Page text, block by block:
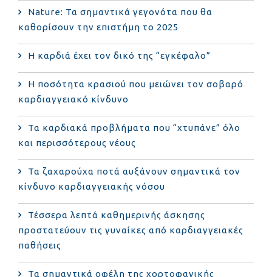
Nature: Τα σημαντικά γεγονότα που θα
καθορίσουν την επιστήμη το 2025
Η καρδιά έχει τον δικό της “εγκέφαλο”
Η ποσότητα κρασιού που μειώνει τον σοβαρό
καρδιαγγειακό κίνδυνο
Τα καρδιακά προβλήματα που “χτυπάνε” όλο
και περισσότερους νέους
Τα ζαχαρούχα ποτά αυξάνουν σημαντικά τον
κίνδυνο καρδιαγγειακής νόσου
Τέσσερα λεπτά καθημερινής άσκησης
προστατεύουν τις γυναίκες από καρδιαγγειακές
παθήσεις
Τα σημαντικά οφέλη της χορτοφαγικής